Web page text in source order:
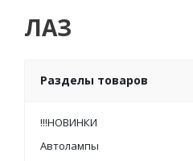
ЛАЗ
Разделы товаров
!!!НОВИНКИ
Автолампы